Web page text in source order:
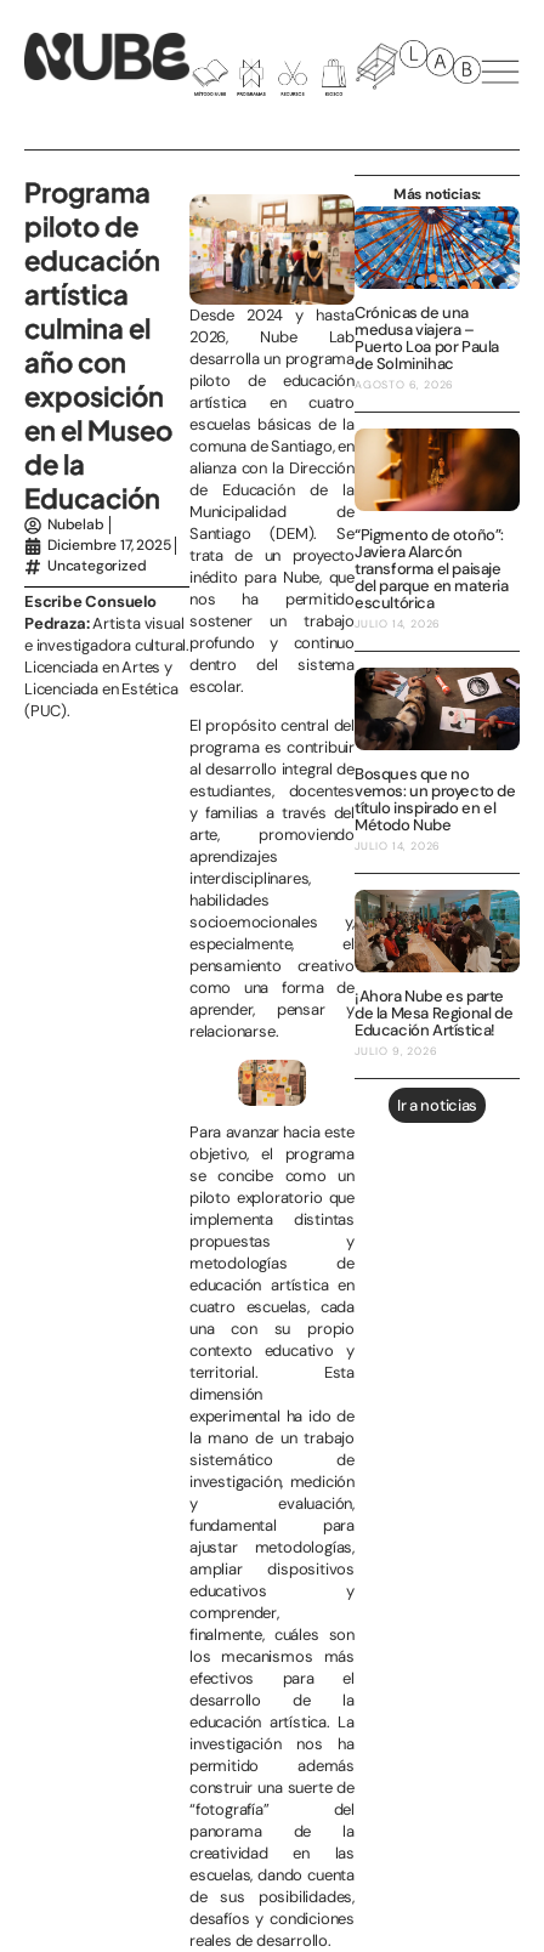
Programa
piloto de
educación
artística
culmina el
año con
exposición
en el Museo
de la
Educación
Nubelab
Diciembre 17, 2025
Uncategorized
Escribe Consuelo
Pedraza:Artista visual
e investigadora cultural.
Licenciada en Artes y
Licenciada en Estética
(PUC).
Desde 2024 y hasta
2026, Nube Lab
desarrolla un programa
piloto de educación
artística en cuatro
escuelas básicas de la
comuna de Santiago, en
alianza con la Dirección
de Educación de la
Municipalidad de
Santiago (DEM). Se
trata de un proyecto
inédito para Nube, que
nos ha permitido
sostener un trabajo
profundo y continuo
dentro del sistema
escolar.
El propósito central del
programa es contribuir
al desarrollo integral de
estudiantes, docentes
y familias a través del
arte, promoviendo
aprendizajes
interdisciplinares,
habilidades
socioemocionales y,
especialmente, el
pensamiento creativo
como una forma de
aprender, pensar y
relacionarse.
Para avanzar hacia este
objetivo, el programa
se concibe como un
piloto exploratorio que
implementa distintas
propuestas y
metodologías de
educación artística en
cuatro escuelas, cada
una con su propio
contexto educativo y
territorial. Esta
dimensión
experimental ha ido de
la mano de un trabajo
sistemático de
investigación, medición
y evaluación,
fundamental para
ajustar metodologías,
ampliar dispositivos
educativos y
comprender,
finalmente, cuáles son
los mecanismos más
efectivos para el
desarrollo de la
educación artística. La
investigación nos ha
permitido además
construir una suerte de
“fotografía” del
panorama de la
creatividad en las
escuelas, dando cuenta
de sus posibilidades,
desafíos y condiciones
reales de desarrollo.
Más noticias:
Crónicas de una
medusa viajera –
Puerto Loa por Paula
de Solminihac
AGOSTO 6, 2026
“Pigmento de otoño”:
Javiera Alarcón
transforma el paisaje
del parque en materia
escultórica
JULIO 14, 2026
Bosques que no
vemos: un proyecto de
título inspirado en el
Método Nube
JULIO 14, 2026
¡Ahora Nube es parte
de la Mesa Regional de
Educación Artística!
JULIO 9, 2026
Ir a noticias